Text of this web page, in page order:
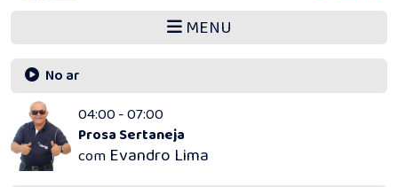
MENU
No ar
04:00 - 07:00
Prosa Sertaneja
comEvandro Lima